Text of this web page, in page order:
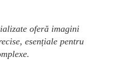
oferă imagini
esențiale pentru